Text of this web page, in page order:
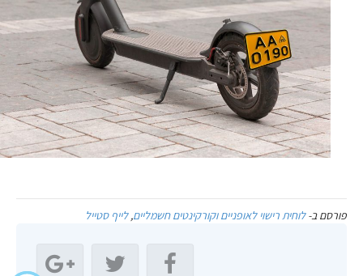
פורסם ב-לוחית רישוי לאופניים וקורקינטים חשמליים,לייף סטייל